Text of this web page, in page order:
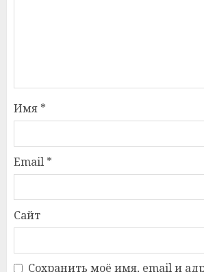
Имя *
Email *
Сайт
Сохранить моё имя, email и